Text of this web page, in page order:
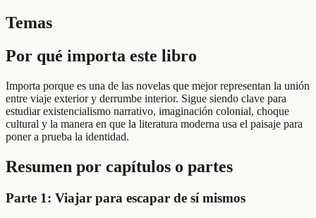
Temas
Por qué importa este libro
Importa porque es una de las novelas que mejor representan la unión
entre viaje exterior y derrumbe interior. Sigue siendo clave para
estudiar existencialismo narrativo, imaginación colonial, choque
cultural y la manera en que la literatura moderna usa el paisaje para
poner a prueba la identidad.
Resumen por capítulos o partes
Parte 1: Viajar para escapar de sí mismos